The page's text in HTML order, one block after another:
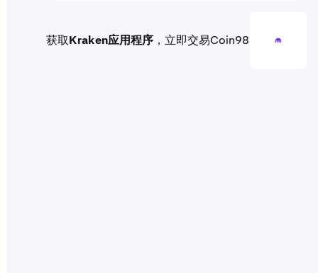
获取Kraken应用程序 ，立即交易Coin98